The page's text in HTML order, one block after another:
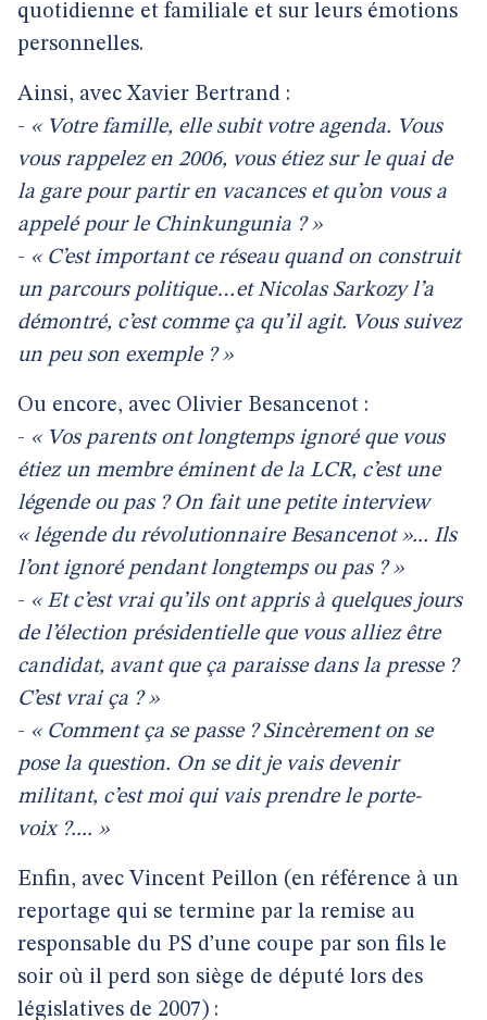
quotidienne et familiale et sur leurs émotions
personnelles.
Ainsi, avec Xavier Bertrand :
- « Votre famille, elle subit votre agenda. Vous
vous rappelez en 2006, vous étiez sur le quai de
la gare pour partir en vacances et qu’on vous a
appelé pour le Chinkungunia ? »
- « C’est important ce réseau quand on construit
un parcours politique…et Nicolas Sarkozy l’a
démontré, c’est comme ça qu’il agit. Vous suivez
un peu son exemple ? »
Ou encore, avec Olivier Besancenot :
- « Vos parents ont longtemps ignoré que vous
étiez un membre éminent de la LCR, c’est une
légende ou pas ? On fait une petite interview
« légende du révolutionnaire Besancenot »... Ils
l’ont ignoré pendant longtemps ou pas ? »
- « Et c’est vrai qu’ils ont appris à quelques jours
de l’élection présidentielle que vous alliez être
candidat, avant que ça paraisse dans la presse ?
C’est vrai ça ? »
- « Comment ça se passe ? Sincèrement on se
pose la question. On se dit je vais devenir
militant, c’est moi qui vais prendre le porte-
voix ?.... »
Enfin, avec Vincent Peillon (en référence à un
reportage qui se termine par la remise au
responsable du PS d’une coupe par son fils le
soir où il perd son siège de député lors des
législatives de 2007) :